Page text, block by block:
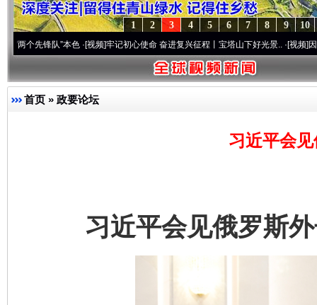
10
9
8
7
6
5
4
3
2
1
队”本色·[视频]牢记初心使命 奋进复兴征程丨宝塔山下好光景..·[视频]因党而生 为
首页 » 政要论坛
习近平会
习近平会见俄罗斯外